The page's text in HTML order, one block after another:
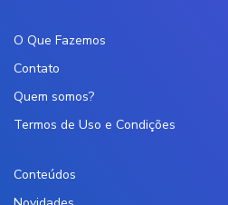
O Que Fazemos
Contato
Quem somos?
Termos de Uso e Condições
Conteúdos